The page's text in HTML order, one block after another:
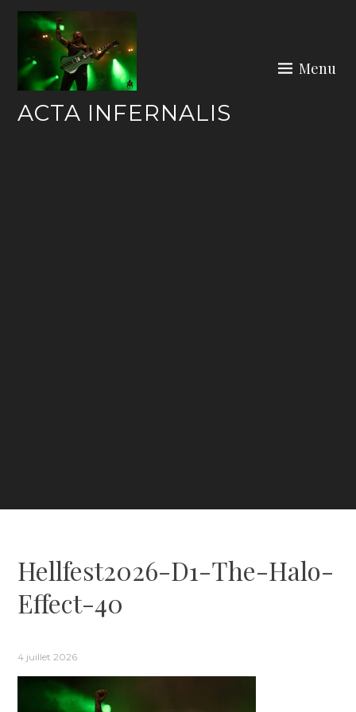
Skip
content
ACTA INFERNALIS
Menu
Hellfest2026-D1-The-Halo-
Effect-40
4 juillet 2026